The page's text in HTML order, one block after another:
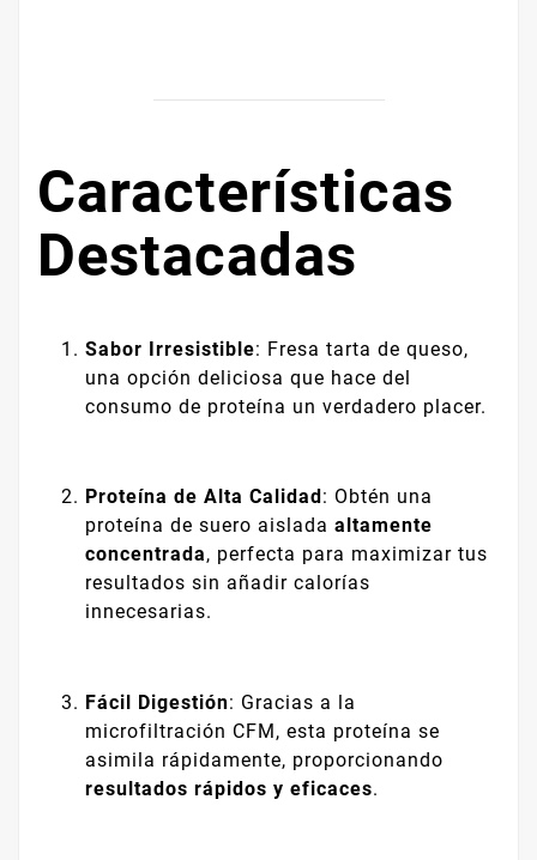
Características
Destacadas
Sabor Irresistible: Fresa tarta de queso,
una opción deliciosa que hace del
consumo de proteína un verdadero placer.
Proteína de Alta Calidad : Obtén una
proteína de suero aislada altamente
concentrada, perfecta para maximizar tus
resultados sin añadir calorías
innecesarias.
Fácil Digestión: Gracias a la
microfiltración CFM, esta proteína se
asimila rápidamente, proporcionando
resultados rápidos y eficaces.